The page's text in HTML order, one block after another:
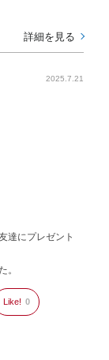
詳細を見る
2025.7.21
達にプレゼント
。
Like! 0